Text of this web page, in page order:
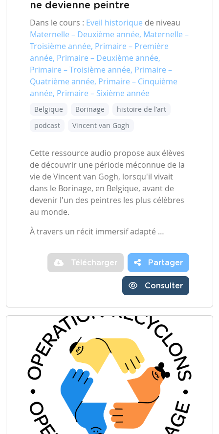
ne devienne peintre
Dans le cours : Eveil historique de niveau
Maternelle – Deuxième année, Maternelle –
Troisième année, Primaire – Première
année, Primaire – Deuxième année,
Primaire – Troisième année, Primaire –
Quatrième année, Primaire – Cinquième
année, Primaire – Sixième année
Belgique Borinage
histoire de l'art
podcast
Vincent van Gogh
Cette ressource audio propose aux élèves
de découvrir une période méconnue de la
vie de Vincent van Gogh, lorsqu'il vivait
dans le Borinage, en Belgique, avant de
devenir l'un des peintres les plus célèbres
au monde.
À travers un récit immersif adapté …
Télécharger Partager
Consulter